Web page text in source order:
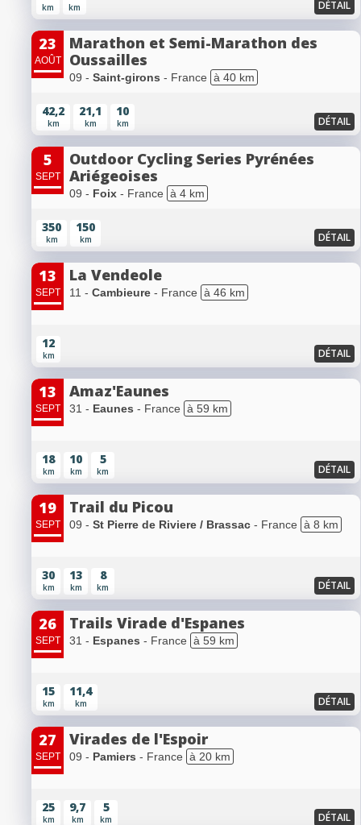
km km DÉTAIL
23
AOÛT
Marathon et Semi-Marathon des
Oussailles
09 - Saint-girons - France à 40 km
42,2
km
21,1
km
10
km DÉTAIL
5
SEPT
Outdoor Cycling Series Pyrénées
Ariégeoises
09 - Foix - France à 4 km
350
km
150
km DÉTAIL
13
SEPT
La Vendeole
11 - Cambieure - France à 46 km
12
km DÉTAIL
13
SEPT
Amaz'Eaunes
31 - Eaunes - France à 59 km
18
km
10
km
5
km DÉTAIL
19
SEPT
Trail du Picou
09 - St Pierre de Riviere / Brassac - France à 8 km
30
km
13
km
8
km DÉTAIL
26
SEPT
Trails Virade d'Espanes
31 - Espanes - France à 59 km
15
km
11,4
km DÉTAIL
27
SEPT
Virades de l'Espoir
09 - Pamiers - France à 20 km
25
km
9,7
km
5
km DÉTAIL